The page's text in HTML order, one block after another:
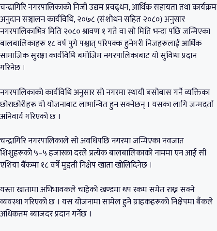
चन्द्रागिरि नगरपालिकाको निजी उद्यम प्रवद्र्धन, आर्थिक सहायता तथा कार्यक्रम
अनुदान सञ्चालन कार्यविधि, २०७८ (संशोधन सहित २०८०) अनुसार
नगरपालिकाभित्र मिति २०८० श्रावण १ गते वा सो मिति भन्दा पछि जन्मिएका
बालबालिकाहरू १८ वर्ष पुगे पश्चात् परिपक्क हुनेगरी निजहरूलाई आर्थिक
सामाजिक सुरक्षा कार्यविधि बमोजिम नगरपालिकाबाट यो सुविधा प्रदान
गरिनेछ ।
नगरपालिकाको कार्यविधि अनुसार सो नगरमा स्थायी बसोबास गर्ने व्यक्तिका
छोराछोरीहरू यो योजनाबाट लाभान्वित हुन सक्नेछन् । यसका लागि जन्मदर्ता
अनिवार्य गरिएको छ ।
चन्द्रागिरि नगरपालिकाले सो अवधिपछि नगरमा जन्मिएका नवजात
शिशुहरूको ५–५ हजारका दरले प्रत्येक बालबालिकाको नाममा एन आई सी
एशिया बैंकमा १८ वर्षे मुद्दती निक्षेप खाता खोलिदिनेछ ।
यस्ता खातामा अभिभावकले चाहेको खण्डमा थप रकम समेत राख्न सक्ने
व्यवस्था गरिएको छ । यस योजनामा सामेल हुने ग्राहकहरूको निक्षेपमा बैंकले
अधिकतम ब्याजदर प्रदान गर्नेछ ।